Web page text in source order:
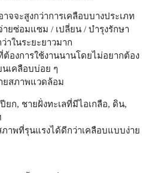
จจะสูงกว่าการเคลือบบางประเภท
ายซ่อมแซม / เปลี่ยน / บำรุงรักษา
าในระยะยาวมาก
ต้องการใช้งานนานโดยไม่อยากต้อง
นเคลือบบ่อย ๆ
ยสภาพแวดล้อม
ยก, ชายฝั่งทะเลที่มีไอเกลือ, ดิน,
ภาพที่รุนแรงได้ดีกว่าเคลือบแบบง่าย